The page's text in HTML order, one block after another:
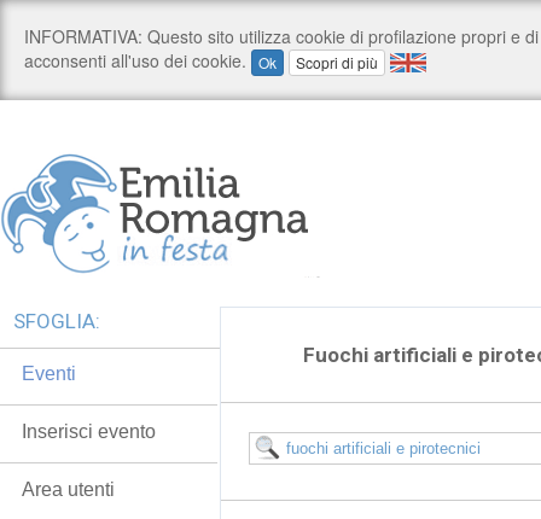
Fuochi artificiali e
SFOGLIA:
Eventi
Inserisci evento
Area utenti